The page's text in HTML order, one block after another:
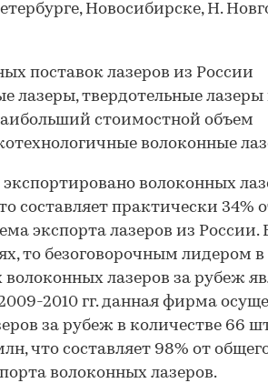
Новосибирске, Н.
поставок лазеров из России
лазеры, твердотельные лазеры
стоимостной объем
волоконные
экспортировано волоконных
составляет практически 34%
экспорта лазеров из России.
то безоговорочным лидером в
лазеров за рубеж
2010 гг. данная фирма
за рубеж в количестве 66
что составляет 98% от
волоконных лазеров.